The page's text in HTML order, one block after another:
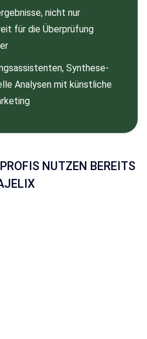
nicht nur
für die Überprüfung
Synthese-
Analysen mit künstliche
NUTZEN BEREITS